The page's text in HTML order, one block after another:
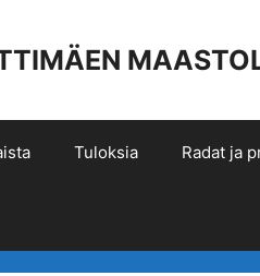
Tuloksia Radat ja